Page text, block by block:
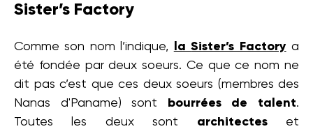
Sister’s Factory
Comme son nom l’indique, laSister’s Factory a
été fondée par deux soeurs. Ce que ce nom ne
dit pas c’est que ces deux soeurs (membres des
Nanas d'Paname) sont
bourrées de talent.
Toutes les deux sont architecteset